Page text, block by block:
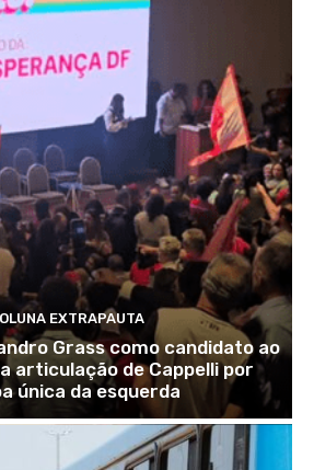
EXTRAPAUTA
Grass como candidato ao
articulação de Cappelli por
única da esquerda